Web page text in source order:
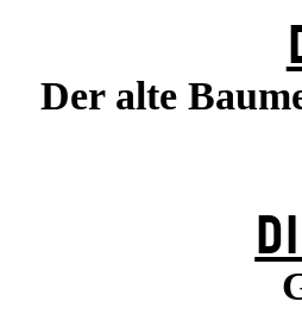
Der alte